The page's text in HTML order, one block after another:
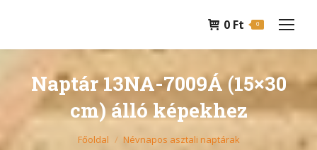
0 Ft 0
Naptár 13NA-7009Á (15×30
cm) álló képekhez
You are here:Főoldal
Névnapos asztali naptárak